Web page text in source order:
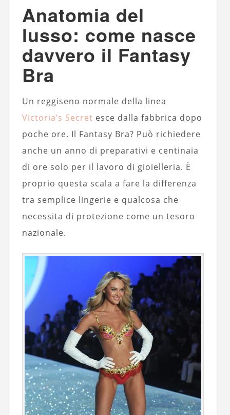
Anatomia del
lusso: come nasce
davvero il Fantasy
Bra
Un reggiseno normale della linea
Victoria’s Secret esce dalla fabbrica dopo
poche ore. Il Fantasy Bra? Può richiedere
anche un anno di preparativi e centinaia
di ore solo per il lavoro di gioielleria. È
proprio questa scala a fare la differenza
tra semplice lingerie e qualcosa che
necessita di protezione come un tesoro
nazionale.